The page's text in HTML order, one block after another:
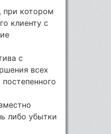
при котором
клиенту с
с
всех
либо убытки